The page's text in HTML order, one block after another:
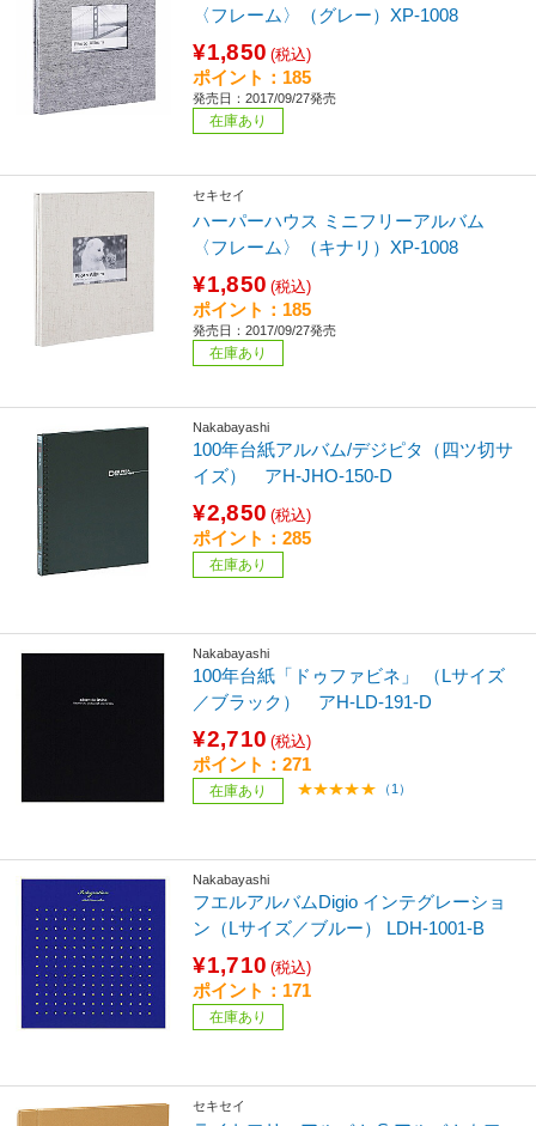
〈フレーム〉（グレー）XP-1008
¥1,850 (税込)
ポイント：185
発売日：2017/09/27発売
在庫あり
セキセイ
ハーパーハウス ミニフリーアルバム
〈フレーム〉（キナリ）XP-1008
¥1,850 (税込)
ポイント：185
発売日：2017/09/27発売
在庫あり
Nakabayashi
100年台紙アルバム/デジピタ（四ツ切サ
イズ） アH-JHO-150-D
¥2,850 (税込)
ポイント：285
在庫あり
Nakabayashi
100年台紙「ドゥファビネ」 （Lサイズ
／ブラック） アH-LD-191-D
¥2,710 (税込)
ポイント：271
在庫あり （1）
Nakabayashi
フエルアルバムDigio インテグレーショ
ン（Lサイズ／ブルー） LDH-1001-B
¥1,710 (税込)
ポイント：171
在庫あり
セキセイ